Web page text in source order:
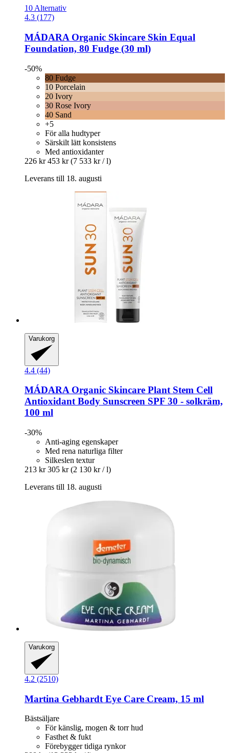
10 Alternativ
4.3 (177)
MÁDARA Organic Skincare Skin Equal
Foundation, 80 Fudge (30 ml)
-50%
80 Fudge
10 Porcelain
20 Ivory
30 Rose Ivory
40 Sand
+5
För alla hudtyper
Särskilt lätt konsistens
Med antioxidanter
226 kr 453 kr (7 533 kr / l)
Leverans till 18. augusti
Varukorg
4.4 (44)
MÁDARA Organic Skincare Plant Stem Cell
Antioxidant Body Sunscreen SPF 30 -​ solkräm,
100 ml
-30%
Anti-aging egenskaper
Med rena naturliga filter
Silkeslen textur
213 kr 305 kr (2 130 kr / l)
Leverans till 18. augusti
Varukorg
4.2 (2510)
Martina Gebhardt Eye Care Cream, 15 ml
Bästsäljare
För känslig, mogen & torr hud
Fasthet & fukt
Förebygger tidiga rynkor